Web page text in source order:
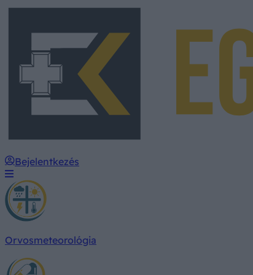
Bejelentkezés
Orvosmeteorológia